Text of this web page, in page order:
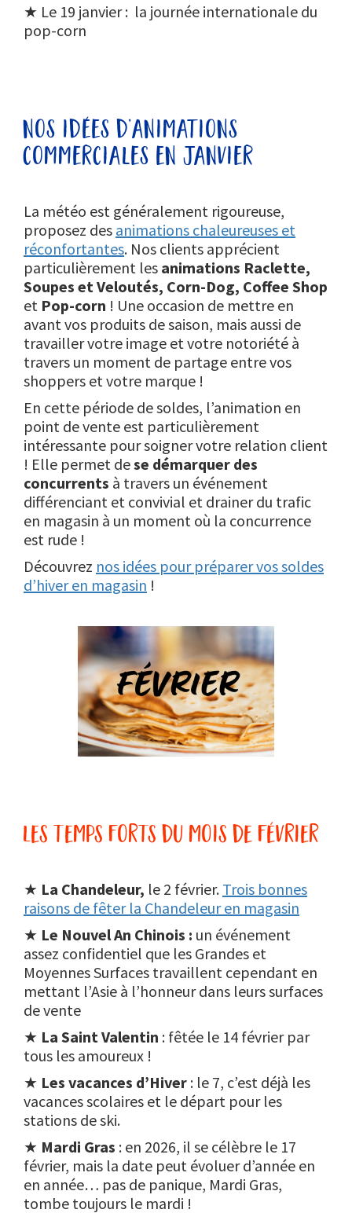
★ Le 19 janvier : la journée internationale du
pop-corn
nos idées d’animations
commerciales en janvier
La météo est généralement rigoureuse,
proposez des animations chaleureuses et
réconfortantes. Nos clients apprécient
particulièrement les animations Raclette,
Soupes et Veloutés, Corn-Dog, Coffee Shop
et Pop-corn ! Une occasion de mettre en
avant vos produits de saison, mais aussi de
travailler votre image et votre notoriété à
travers un moment de partage entre vos
shoppers et votre marque !
En cette période de soldes, l’animation en
point de vente est particulièrement
intéressante pour soigner votre relation client
! Elle permet dese démarquer des
concurrents à travers un événement
différenciant et convivial et drainer du trafic
en magasin à un moment où la concurrence
est rude !
Découvrez nos idées pour préparer vos soldes
d’hiver en magasin !
les temps forts du mois de février
★ La Chandeleur, le 2 février. Trois bonnes
raisons de fêter la Chandeleur en magasin
★ Le Nouvel An Chinois : un événement
assez confidentiel que les Grandes et
Moyennes Surfaces travaillent cependant en
mettant l’Asie à l’honneur dans leurs surfaces
de vente
★ La Saint Valentin : fêtée le 14 février par
tous les amoureux !
★ Les vacances d’Hiver : le 7, c’est déjà les
vacances scolaires et le départ pour les
stations de ski.
★ Mardi Gras : en 2026, il se célèbre le 17
février, mais la date peut évoluer d’année en
en année… pas de panique, Mardi Gras,
tombe toujours le mardi !